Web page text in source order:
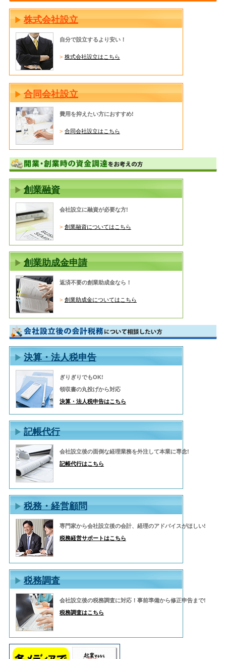
株式会社設立
自分で設立するより安い！
株式会社設立はこちら
合同会社設立
費用を抑えたい方におすすめ!
合同会社設立はこちら
創業融資
会社設立に融資が必要な方!
創業融資についてはこちら
創業助成金申請
返済不要の創業助成金なら！
創業助成金についてはこちら
決算・法人税申告
ぎりぎりでもOK!
領収書の丸投げから対応
決算・法人税申告はこちら
記帳代行
会社設立後の面倒な経理業務を外注して本業に専念!
記帳代行はこちら
税務・経営顧問
専門家から会社設立後の会計、経理のアドバイスがほしい!
税務経営サポートはこちら
税務調査
会社設立後の税務調査に対応！事前準備から修正申告まで!
税務調査はこちら